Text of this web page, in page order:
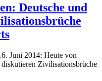
Deutsche und
Juni 2014: Heute von
diskutieren Zivilisationsbrüche